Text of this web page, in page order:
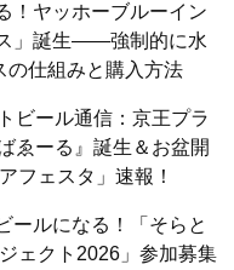
！ヤッホーブルーイン
」誕生——強制的に水
の仕組みと購入方法
ビール通信：京王プラ
ゑーる』誕生＆お盆開
フェスタ」速報！
ールになる！「そらと
ェクト2026」参加募集